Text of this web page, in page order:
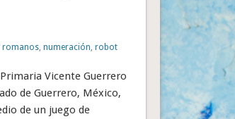
romanos,numeración,robot
Vicente Guerrero
de Guerrero, México,
de un juego de